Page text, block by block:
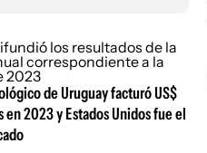
de Uruguay facturó US$
2023 y Estados Unidos fue el